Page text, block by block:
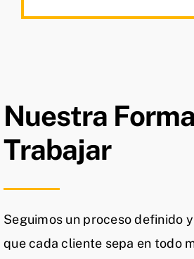
Nuestra
Trabajar
Seguimos un proceso definido
que cada cliente sepa en todo